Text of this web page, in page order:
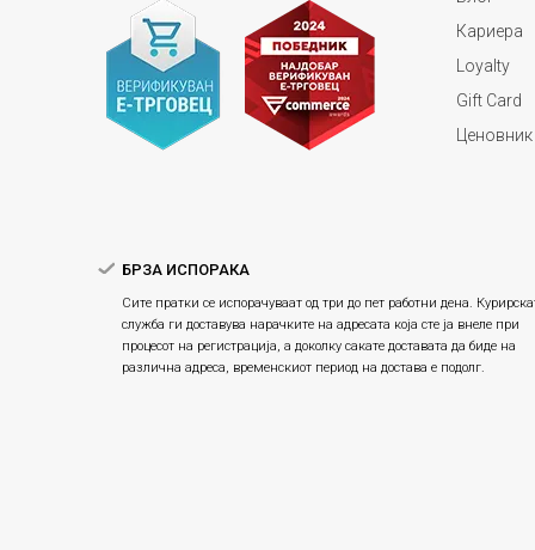
Кариера
Loyalty
Gift Card
Ценовник
БРЗА ИСПОРАКА
Сите пратки се испорачуваат од три до пет работни дена.
служба ги доставува нарачките на адресата која сте ја внеле при
процесот на регистрација, а доколку сакате доставата да биде на
различна адреса, временскиот период на достава е подолг.